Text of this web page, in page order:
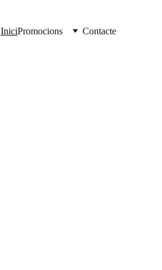
IniciPromocions Contacte